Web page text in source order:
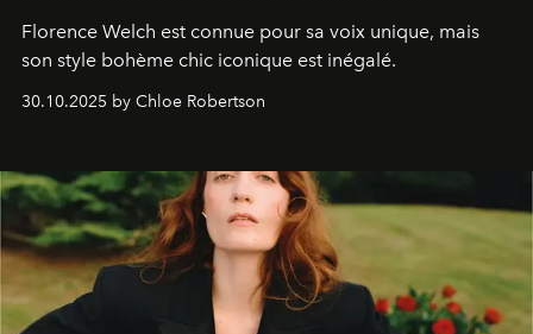
Florence Welch est connue pour sa voix unique, mais
son style bohème chic iconique est inégalé.
30.10.2025 by Chloe Robertson